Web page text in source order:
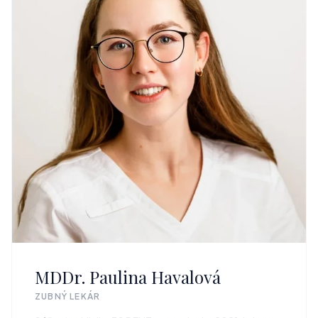
MDDr. Paulina Havalová
ZUBNÝ LEKÁR